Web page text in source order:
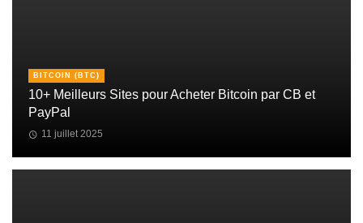
BITCOIN (BTC)
10+ Meilleurs Sites pour Acheter Bitcoin par CB et
PayPal
11 juillet 2025